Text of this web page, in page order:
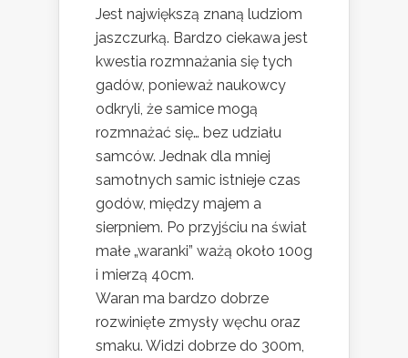
Jest największą znaną ludziom
jaszczurką. Bardzo ciekawa jest
kwestia rozmnażania się tych
gadów, ponieważ naukowcy
odkryli, że samice mogą
rozmnażać się… bez udziału
samców. Jednak dla mniej
samotnych samic istnieje czas
godów, między majem a
sierpniem. Po przyjściu na świat
małe „waranki” ważą około 100g
i mierzą 40cm.
Waran ma bardzo dobrze
rozwinięte zmysły węchu oraz
smaku. Widzi dobrze do 300m,